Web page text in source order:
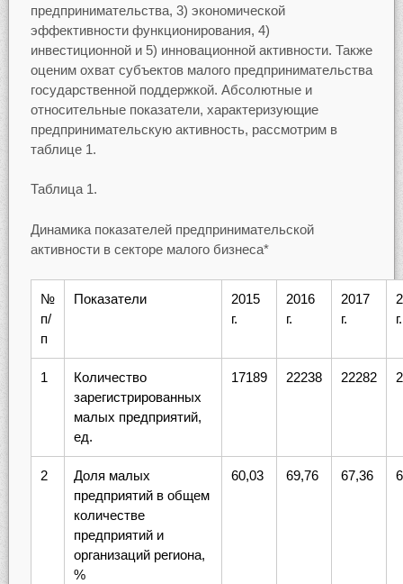
предпринимательства, 3) экономической
эффективности функционирования, 4)
инвестиционной и 5) инновационной активности. Также
оценим охват субъектов малого предпринимательства
государственной поддержкой. Абсолютные и
относительные показатели, характеризующие
предпринимательскую активность, рассмотрим в
таблице 1.
Таблица 1.
Динамика показателей предпринимательской
активности в секторе малого бизнеса*
№
п/
п
Показатели
2015
г.
2016
г.
2017
г.
г.
1
Количество
зарегистрированных
малых предприятий,
ед.
17189 22238 22282
2
Доля малых
предприятий в общем
количестве
предприятий и
организаций региона,
%
60,03 69,76 67,36